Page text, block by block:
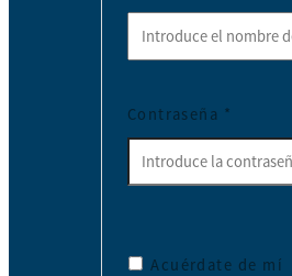
Contraseña *
Acuérdate de mí